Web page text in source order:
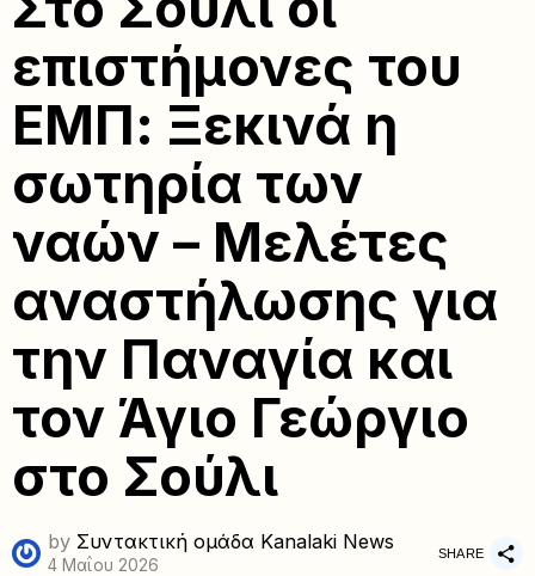
επιστήμονες του
ΕΜΠ: Ξεκινά η
σωτηρία των
ναών – Μελέτες
αναστήλωσης για
την Παναγία και
τον Άγιο Γεώργιο
στο Σούλι
by Συντακτική ομάδα Kanalaki News
4 Μαΐου 2026
SHARE